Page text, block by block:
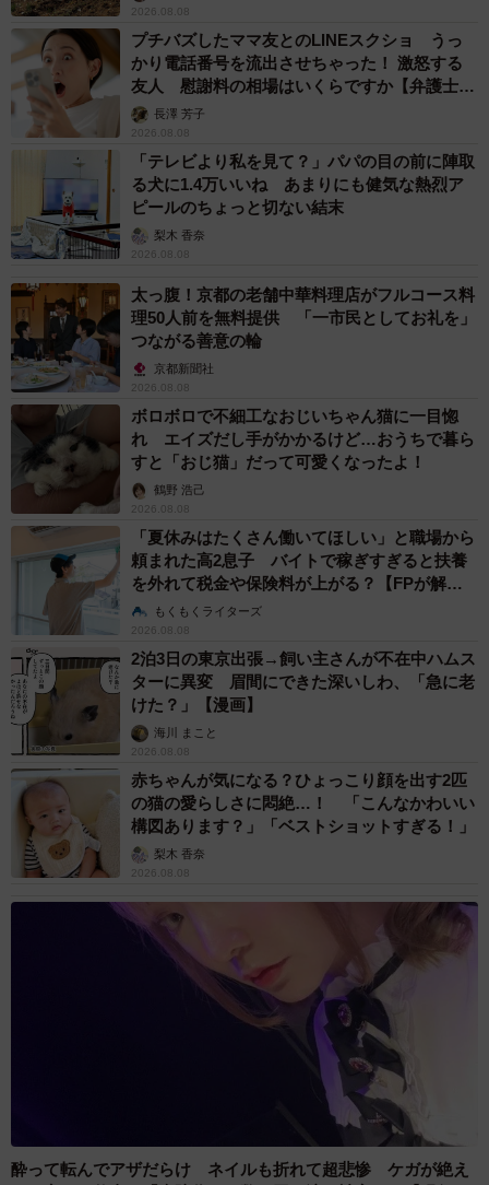
2026.08.08
プチバズしたママ友とのLINEスクショ うっ
かり電話番号を流出させちゃった！ 激怒する
友人 慰謝料の相場はいくらですか【弁護士が
解説】長澤 芳子
2026.08.08
「テレビより私を見て？」パパの目の前に陣取
る犬に1.4万いいね あまりにも健気な熱烈ア
ピールのちょっと切ない結末
梨木 香奈
2026.08.08
太っ腹！京都の老舗中華料理店がフルコース料
理50人前を無料提供 「一市民としてお礼を」
つながる善意の輪
京都新聞社
2026.08.08
ボロボロで不細工なおじいちゃん猫に一目惚
れ エイズだし手がかかるけど…おうちで暮ら
すと「おじ猫」だって可愛くなったよ！
鶴野 浩己
2026.08.08
「夏休みはたくさん働いてほしい」と職場から
頼まれた高2息子 バイトで稼ぎすぎると扶養
を外れて税金や保険料が上がる？【FPが解
説】もくもくライターズ
2026.08.08
2泊3日の東京出張→飼い主さんが不在中ハムス
ターに異変 眉間にできた深いしわ、「急に老
けた？」【漫画】
海川 まこと
2026.08.08
赤ちゃんが気になる？ひょっこり顔を出す2匹
の猫の愛らしさに悶絶…！ 「こんなかわいい
構図あります？」「ベストショットすぎる！」
梨木 香奈
2026.08.08
酔って転んでアザだらけ ネイルも折れて超悲惨 ケガが絶え